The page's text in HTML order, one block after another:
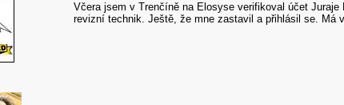
Včera jsem v Trenčíně na Elosyse verifikoval účet
revizní technik. Ještě, že mne zastavil a přihlásil se. Má